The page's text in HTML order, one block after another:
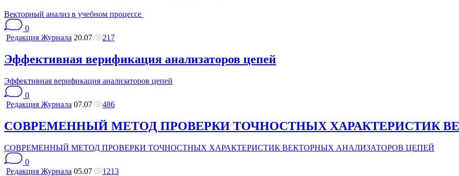
Векторный анализ в учебном процессе
0
Редакция Журнала 20.07 217
Эффективная верификация анализаторов цепей
Эффективная верификация анализаторов цепей
0
Редакция Журнала 07.07 486
СОВРЕМЕННЫЙ МЕТОД ПРОВЕРКИ ТОЧНОСТНЫХ ХАРАКТЕРИСТИК
СОВРЕМЕННЫЙ МЕТОД ПРОВЕРКИ ТОЧНОСТНЫХ ХАРАКТЕРИСТИК ВЕКТОРНЫХ АНАЛИЗАТОРОВ ЦЕПЕЙ
0
Редакция Журнала 05.07 1213